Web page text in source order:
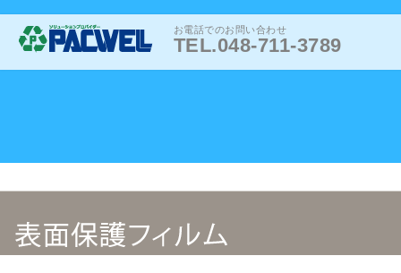
お電話でのお問い合わせ
TEL.048-711-3789